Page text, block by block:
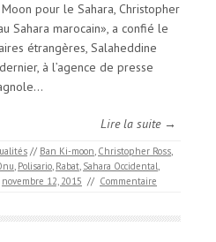
pour le Sahara, Christopher
Sahara marocain», a confié le
étrangères, Salaheddine
à l’agence de presse
Lire la suite →
// Ban Ki-moon, Christopher Ross,
, Polisario, Rabat, Sahara Occidental,
novembre 12, 2015 // Commentaire